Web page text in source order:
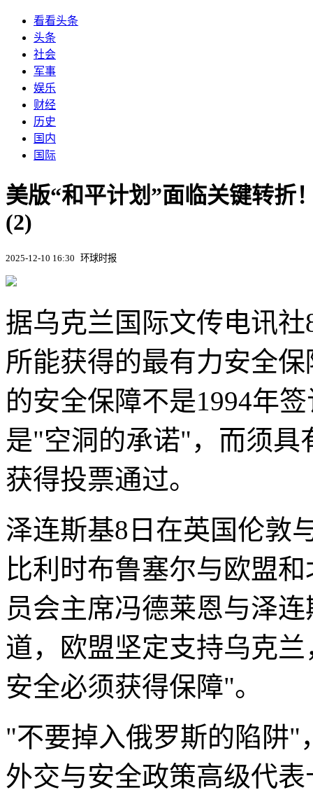
看看头条
头条
社会
军事
娱乐
财经
历史
国内
国际
美版“和平计划”面临关键转折
(2)
2025-12-10 16:30 环球时报
据乌克兰国际文传电讯
所能获得的最有力安全
的安全保障不是1994年
是"空洞的承诺"，而须
获得投票通过。
泽连斯基8日在英国伦敦
比利时布鲁塞尔与欧盟
员会主席冯德莱恩与泽
道，欧盟坚定支持乌克
安全必须获得保障"。
"不要掉入俄罗斯的陷阱"
外交与安全政策高级代